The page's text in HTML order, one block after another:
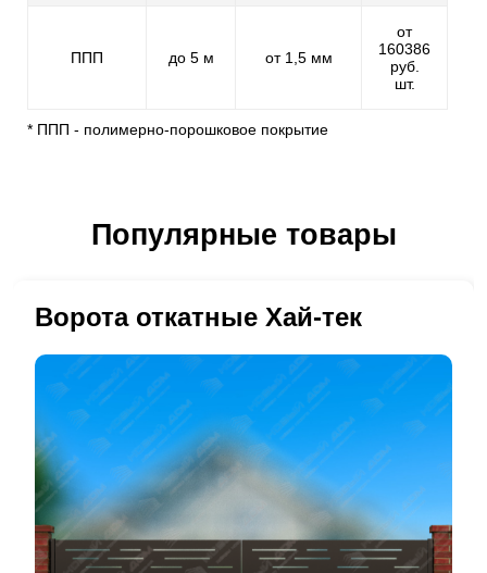
ППП до 5 м от 1,5 мм
от
160386
руб.
шт.
* ППП - полимерно-порошковое покрытие
Популярные товары
Ворота откатные Хай-тек